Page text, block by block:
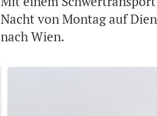
Nacht von Montag auf
nach Wien.